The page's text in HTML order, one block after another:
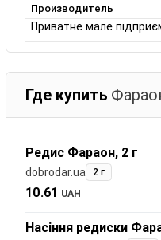
Производитель
Приватне мале
Где купить
Редис Фараон, 2 г
dobrodar.ua 2 г
10.61 UAH
Насіння редиски